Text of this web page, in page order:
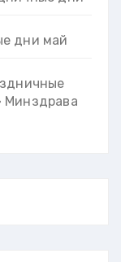
дни май